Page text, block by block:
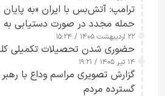
ترامپ: آتش‌بس با ایران «به
حمله مجدد در صورت دستیابی
۲۲ اردیبهشت ۱۴۰۵ / ۱۵:۲۴
حضوری شدن تحصیلات تکمیلی
۱۴ تیر ۱۴۰۵ / ۱۹:۲۱
گزارش تصویری مراسم وداع با
گسترده مردم